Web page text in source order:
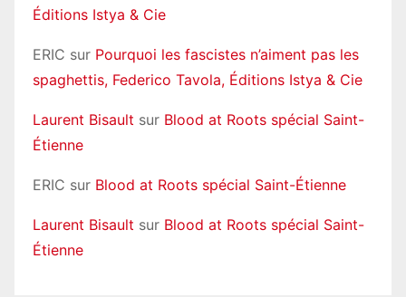
Éditions Istya & Cie
ERIC sur Pourquoi les fascistes n’aiment pas les
spaghettis, Federico Tavola, Éditions Istya & Cie
Laurent Bisault sur Blood at Roots spécial Saint-
Étienne
ERIC sur Blood at Roots spécial Saint-Étienne
Laurent Bisault sur Blood at Roots spécial Saint-
Étienne